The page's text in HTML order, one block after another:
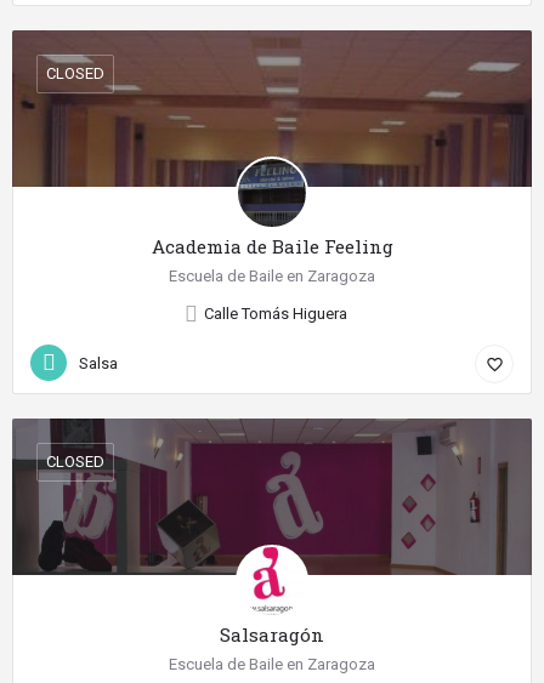
Academia de Baile Feeling
Escuela de Baile en Zaragoza
Calle Tomás Higuera
CLOSED
Salsa favorite_border
Salsaragón
Escuela de Baile en Zaragoza
CLOSED